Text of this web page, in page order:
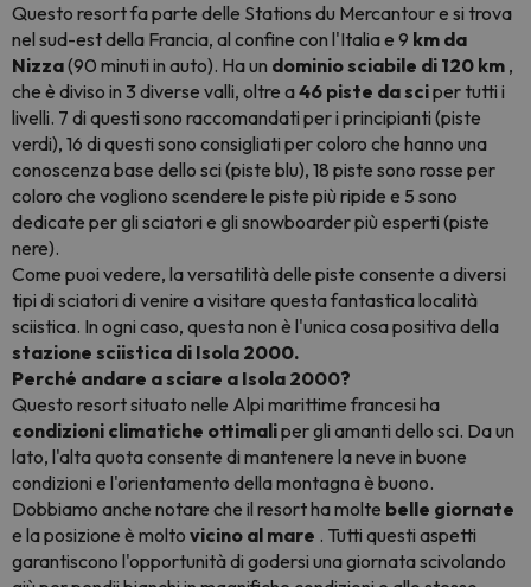
Questo resort fa parte delle Stations du Mercantoure si trova
nel sud-est della Francia, al confine con l'Italia e 9 km da
Nizza(90 minuti in auto). Ha un dominio sciabile di 120 km ,
che è diviso in 3 diverse valli, oltre a46 piste da sciper tutti i
livelli. 7 di questi sono raccomandati per i principianti (piste
verdi), 16 di questi sono consigliati per coloro che hanno una
conoscenza base dello sci (piste blu), 18 piste sono rosse per
coloro che vogliono scendere le piste più ripide e 5 sono
dedicate per gli sciatori e gli snowboarder più esperti (piste
nere).
Come puoi vedere, la versatilità delle piste consente a diversi
tipi di sciatori di venire a visitare questa fantastica località
sciistica. In ogni caso, questa non è l'unica cosa positiva della
stazione sciistica di Isola 2000.
Perché andare a sciare a Isola 2000?
Questo resort situato nelle Alpi marittime francesi ha
condizioni climatiche ottimaliper gli amanti dello sci. Da un
lato, l'alta quota consente di mantenere la neve in buone
condizioni e l'orientamento della montagna è buono.
Dobbiamo anche notare che il resort ha molte belle giornate
e la posizione è molto vicino al mare . Tutti questi aspetti
garantiscono l'opportunità di godersi una giornata scivolando